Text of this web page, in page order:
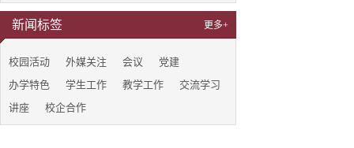
新闻标签 更多+
校园活动 外媒关注 会议
党建
办学特色
学生工作 教学工作
交流学习
讲座
校企合作